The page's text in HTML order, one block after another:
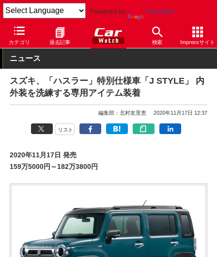
Powered by Translate
カテゴリ 過去記事 検索 Impressサイト
Car Watch 自動車 スズキ ハスラー
ニュース
スズキ、「ハスラー」特別仕様車「J STYLE」 内
外装を洗練する専用アイテム装着
編集部：北村友里恵 2020年11月17日 12:37
リスト
2020年11月17日 発売
159万5000円～182万3800円